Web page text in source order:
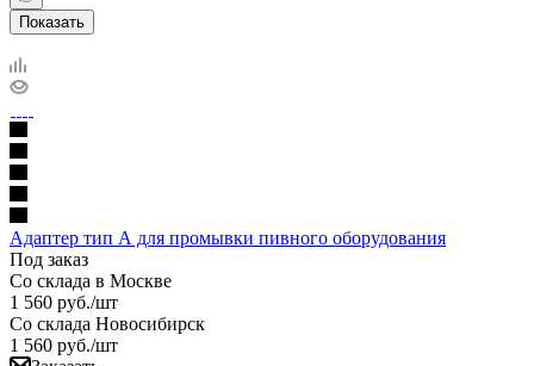
Показать
Адаптер тип А для промывки пивного оборудования
Под заказ
Со склада в Москве
1 560 руб./шт
Со склада Новосибирск
1 560 руб./шт